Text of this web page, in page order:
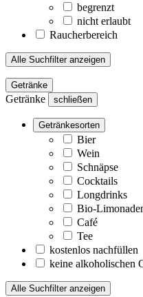
begrenzt
nicht erlaubt
Raucherbereich
Alle Suchfilter anzeigen
Getränke
Getränke schließen
Getränkesorten
Bier
Wein
Schnäpse
Cocktails
Longdrinks
Bio-
Café
Tee
kostenlos nachfüllen
keine alkoholischen
Alle Suchfilter anzeigen